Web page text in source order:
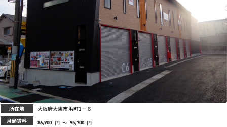
所在地 大阪府大東市浜町1－６
月額賃料 86,900 円 ～ 95,700 円